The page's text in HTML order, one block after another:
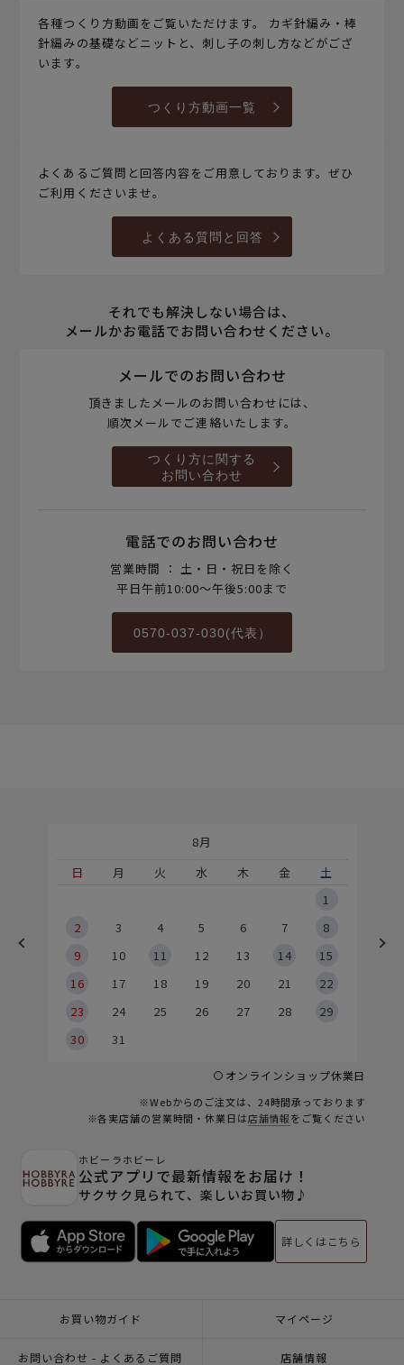
各種つくり方動画をご覧いただけます。 カギ針編み・棒
針編みの基礎などニットと、刺し子の刺し方などがござ
います。
つくり方動画一覧
よくあるご質問と回答内容をご用意しております。ぜひ
ご利用くださいませ。
よくある質問と回答
それでも解決しない場合は、
メールかお電話でお問い合わせください。
メールでのお問い合わせ
頂きましたメールのお問い合わせには、
順次メールでご連絡いたします。
つくり方に関する
お問い合わせ
電話でのお問い合わせ
営業時間 ： 土・日・祝日を除く
平日午前10:00～午後5:00まで
0570-037-030(代表）
8月
日
月 火 水 木 金
土
1
2
3 4 5 6 7
8
9
10 11 12 13 14
15
16
17 18 19 20 21
22
23
24 25 26 27 28
29
30
31
オンラインショップ休業日
※Webからのご注文は、24時間承っております
※各実店舗の営業時間・休業日は店舗情報をご覧ください
ホビーラホビーレ
公式アプリで最新情報をお届け！
サクサク見られて、楽しいお買い物♪
詳しくはこちら
お買い物ガイド マイページ
お問い合わせ - よくあるご質問 店舗情報